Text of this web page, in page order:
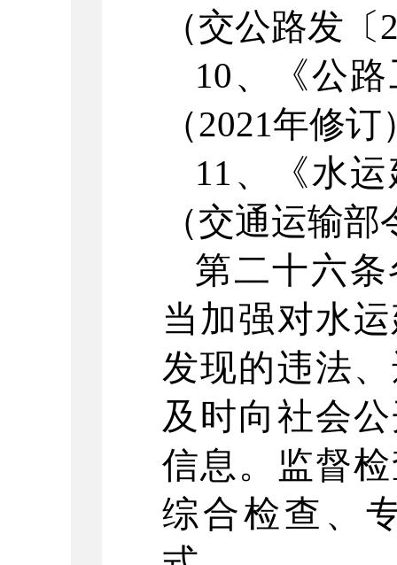
（交公路发〔
10 、《公
（2021年修订
11 、《水
（交通运输部
第二十六
当加强对水
发现的违法
及时向社会
信息。监督
综合检查、